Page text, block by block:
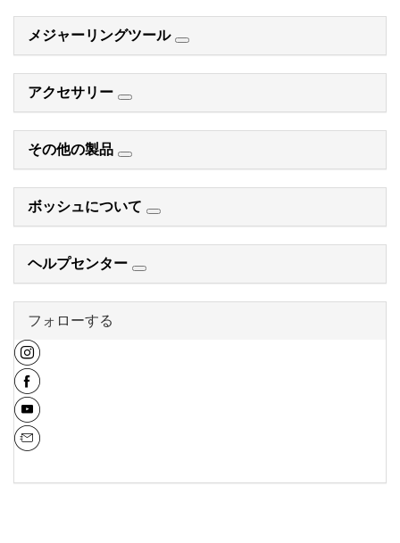
メジャーリングツール
アクセサリー
その他の製品
ボッシュについて
ヘルプセンター
フォローする